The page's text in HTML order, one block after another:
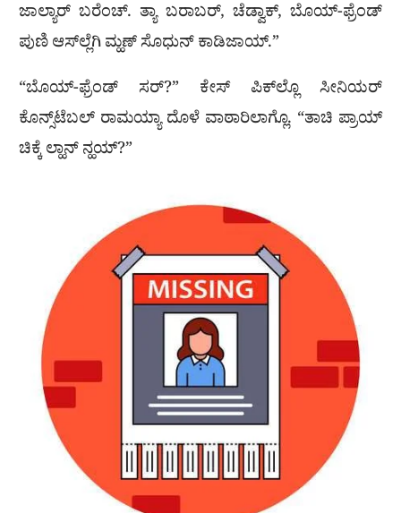
ಜಾಲ್ಯಾರ್ ಬರೆಂಚ್. ತ್ಯಾ ಬರಾಬರ್, ಚೆಡ್ವಾಕ್, ಬೊಯ್-ಫ್ರೆಂಡ್
ಪುಣಿ ಆಸ್‌ಲ್ಲೆಗಿ ಮ್ಹಣ್ ಸೊಧುನ್ ಕಾಡಿಜಾಯ್.”
“ಬೊಯ್-ಫ್ರೆಂಡ್ ಸರ್?” ಕೇಸ್ ಪಿಕ್‌ಲ್ಲೊ ಸೀನಿಯರ್
ಕೊನ್ಸ್‌ಟೆಬಲ್ ರಾಮಯ್ಯಾ ದೊಳೆ ವಾಠಾರಿಲಾಗ್ಲೊ. “ತಾಚಿ ಪ್ರಾಯ್
ಚಿಕ್ಕೆ ಲ್ಹಾನ್ ನ್ಹಯ್?”